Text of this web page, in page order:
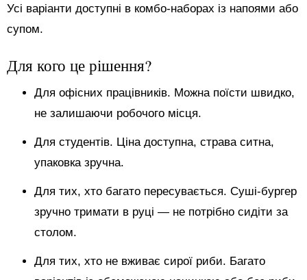
Усі варіанти доступні в комбо-наборах із напоями або
супом.
Для кого це рішення?
Для офісних працівників. Можна поїсти швидко,
не залишаючи робочого місця.
Для студентів. Ціна доступна, страва ситна,
упаковка зручна.
Для тих, хто багато пересувається. Суші-бургер
зручно тримати в руці — не потрібно сидіти за
столом.
Для тих, хто не вживає сирої риби. Багато